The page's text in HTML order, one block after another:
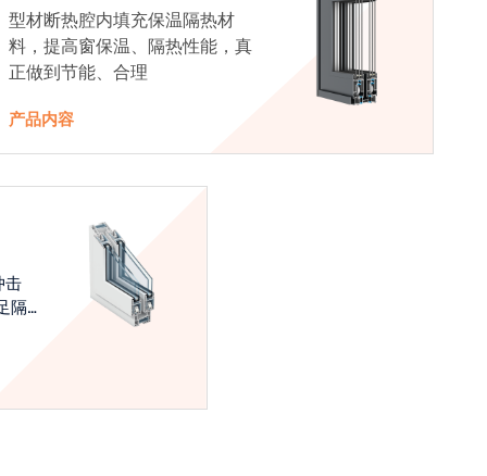
型材断热腔内填充保温隔热材
料，提高窗保温、隔热性能，真
正做到节能、合理
产品内容
击
隔